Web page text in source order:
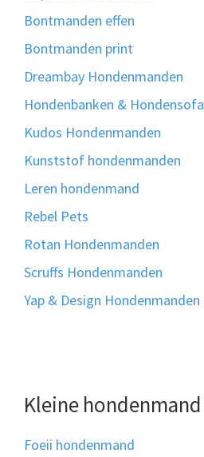
Bontmanden effen
Bontmanden print
Dreambay Hondenmanden
Hondenbanken & Hondensofa
Kudos Hondenmanden
Kunststof hondenmanden
Leren hondenmand
Rebel Pets
Rotan Hondenmanden
Scruffs Hondenmanden
Yap & Design Hondenmanden
Kleine hondenmand
Foeii hondenmand